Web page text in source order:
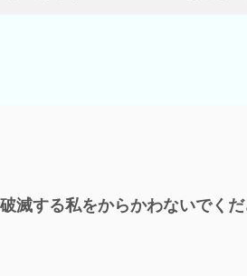
滅する私をからかわないでく